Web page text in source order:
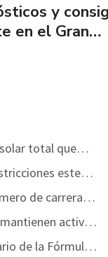
y consigue
el Gran
total que
este
de carreras
activo
de la Fórmula